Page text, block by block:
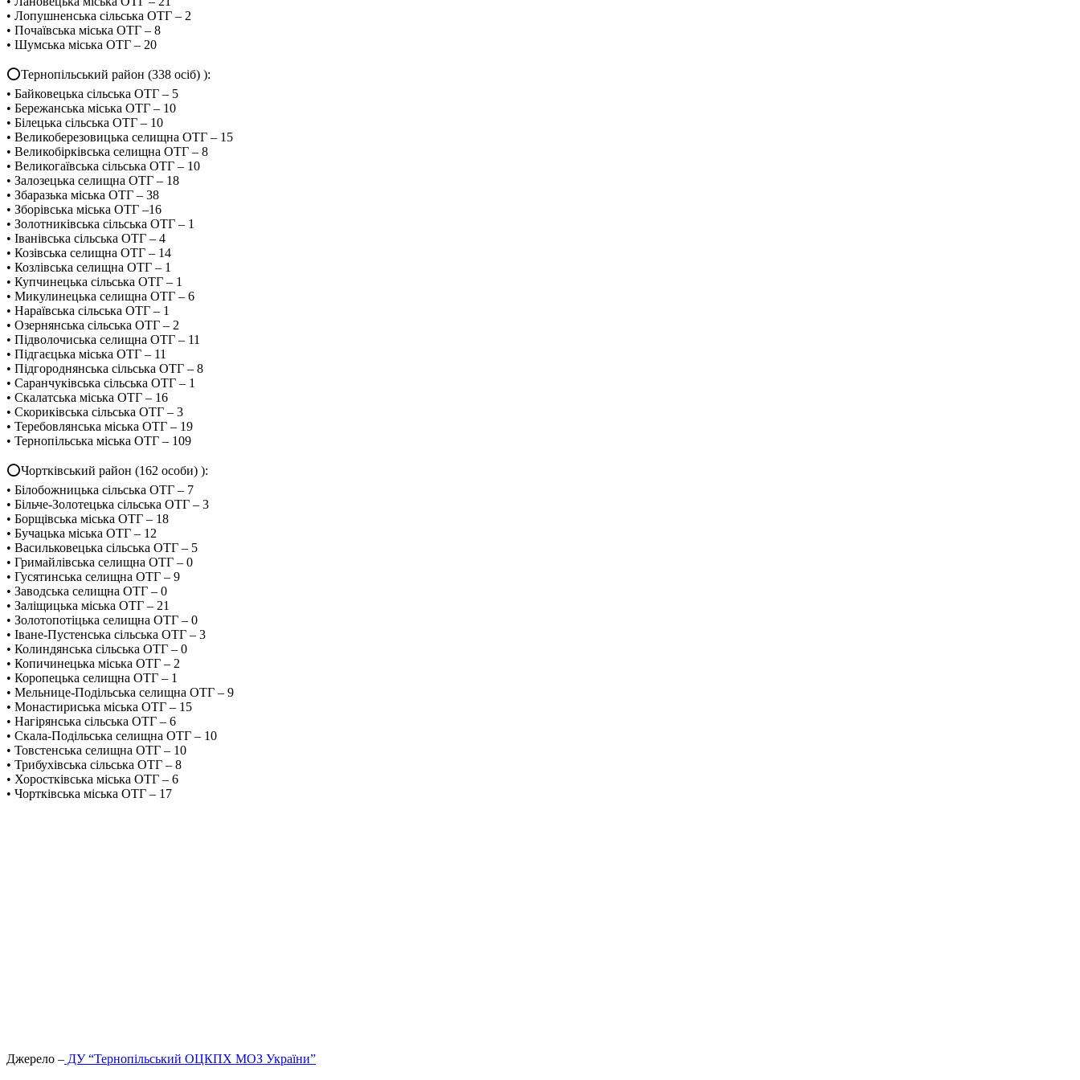
• Лопушненська сільська ОТГ – 2
• Почаївська міська ОТГ – 8
• Шумська міська ОТГ – 20
⭕️Тернопільський район (338 осіб) ):
• Байковецька сільська ОТГ – 5
• Бережанська міська ОТГ – 10
• Білецька сільська ОТГ – 10
• Великоберезовицька селищна ОТГ – 15
• Великобірківська селищна ОТГ – 8
• Великогаївська сільська ОТГ – 10
• Залозецька селищна ОТГ – 18
• Збаразька міська ОТГ – 38
• Зборівська міська ОТГ –16
• Золотниківська сільська ОТГ – 1
• Іванівська сільська ОТГ – 4
• Козівська селищна ОТГ – 14
• Козлівська селищна ОТГ – 1
• Купчинецька сільська ОТГ – 1
• Микулинецька селищна ОТГ – 6
• Нараївська сільська ОТГ – 1
• Озернянська сільська ОТГ – 2
• Підволочиська селищна ОТГ – 11
• Підгаєцька міська ОТГ – 11
• Підгороднянська сільська ОТГ – 8
• Саранчуківська сільська ОТГ – 1
• Скалатська міська ОТГ – 16
• Скориківська сільська ОТГ – 3
• Теребовлянська міська ОТГ – 19
• Тернопільська міська ОТГ – 109
⭕️Чортківський район (162 особи) ):
• Білобожницька сільська ОТГ – 7
• Більче-Золотецька сільська ОТГ – 3
• Борщівська міська ОТГ – 18
• Бучацька міська ОТГ – 12
• Васильковецька сільська ОТГ – 5
• Гримайлівська селищна ОТГ – 0
• Гусятинська селищна ОТГ – 9
• Заводська селищна ОТГ – 0
• Заліщицька міська ОТГ – 21
• Золотопотіцька селищна ОТГ – 0
• Іване-Пустенська сільська ОТГ – 3
• Колиндянська сільська ОТГ – 0
• Копичинецька міська ОТГ – 2
• Коропецька селищна ОТГ – 1
• Мельнице-Подільська селищна ОТГ – 9
• Монастириська міська ОТГ – 15
• Нагірянська сільська ОТГ – 6
• Скала-Подільська селищна ОТГ – 10
• Товстенська селищна ОТГ – 10
• Трибухівська сільська ОТГ – 8
• Хоростківська міська ОТГ – 6
• Чортківська міська ОТГ – 17
Джерело – ДУ “Тернопільський ОЦКПХ МОЗ України”